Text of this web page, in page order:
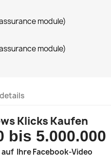
module)
module)
Klicks Kaufen
bis 5.000.000
auf Ihre Facebook-Video